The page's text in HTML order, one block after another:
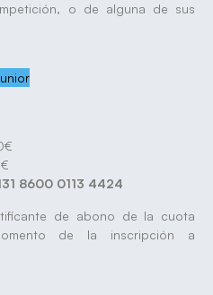
o de alguna de sus
8600 0113 4424
de abono de la cuota
de la inscripción a